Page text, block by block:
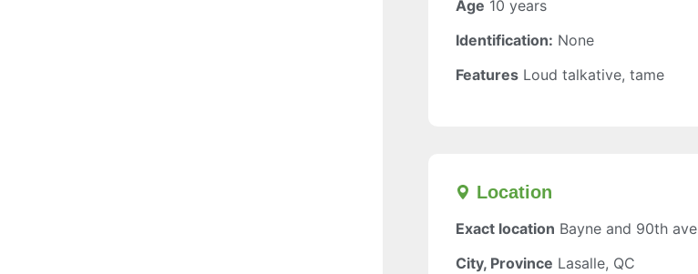
Age 10 years
Identification: None
Features Loud talkative, tame
Location​
Exact location Bayne and 90th ave
City, Province Lasalle, QC